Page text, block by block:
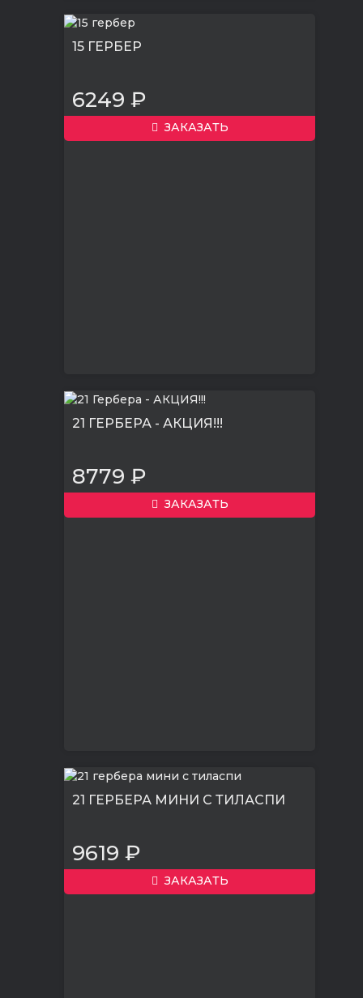
15 ГЕРБЕР
6249 ₽
ЗАКАЗАТЬ
21 ГЕРБЕРА - АКЦИЯ!!!
8779 ₽
ЗАКАЗАТЬ
21 ГЕРБЕРА МИНИ С ТИЛАСПИ
9619 ₽
ЗАКАЗАТЬ